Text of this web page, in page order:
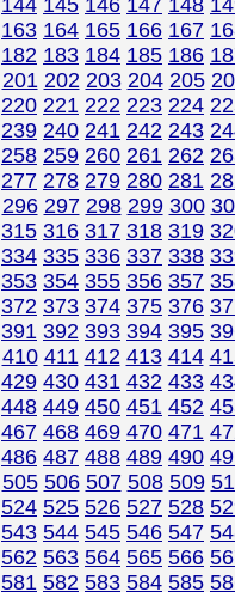
144 145 146 147 148
163 164 165 166 167
182 183 184 185 186
201 202 203 204 205
220 221 222 223 224
239 240 241 242 243
258 259 260 261 262
277 278 279 280 281
296 297 298 299 300
315 316 317 318 319
334 335 336 337 338
353 354 355 356 357
372 373 374 375 376
391 392 393 394 395
410 411 412 413 414
429 430 431 432 433
448 449 450 451 452
467 468 469 470 471
486 487 488 489 490
505 506 507 508 509
524 525 526 527 528
543 544 545 546 547
562 563 564 565 566
581 582 583 584 585